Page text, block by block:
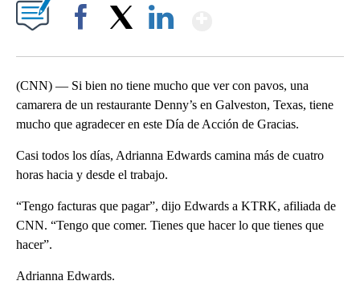
(CNN) — Si bien no tiene mucho que ver con pavos, una
camarera de un restaurante Denny’s en Galveston, Texas, tiene
mucho que agradecer en este Día de Acción de Gracias.
Casi todos los días, Adrianna Edwards camina más de cuatro
horas hacia y desde el trabajo.
“Tengo facturas que pagar”, dijo Edwards a KTRK, afiliada de
CNN. “Tengo que comer. Tienes que hacer lo que tienes que
hacer”.
Adrianna Edwards.